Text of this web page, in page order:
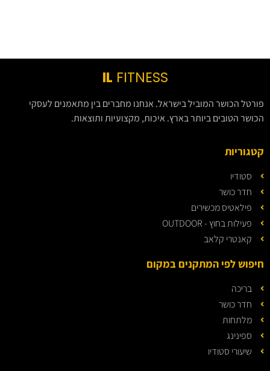
IL FITNESS
פורטל הכושר המוביל בישראל. אנחנו מחברים בין מתאמנים לעסקי
הכושר הטובים ביותר בארץ. איכות, מקצועיות ותוצאות.
קטגוריות
סטודיו
חדר כושר
פילאטיס מכשירים
פעילות בחוץ - OUTDOOR
קאנטרי קלאב
חיפוש לפי המתקנים במקום
בריכה
חדר כושר
מלתחות
ספינינג
שיעורי סטודיו